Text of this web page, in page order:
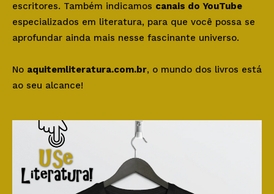
escritores. Também indicamos canais do YouTube
especializados em literatura, para que você possa se
aprofundar ainda mais nesse fascinante universo.
No aquitemliteratura.com.br, o mundo dos livros está
ao seu alcance!